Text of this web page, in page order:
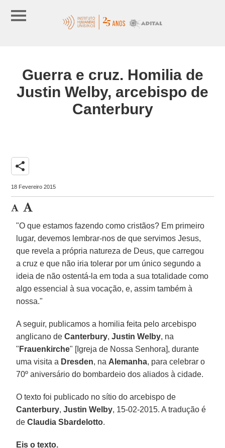
Guerra e cruz. Homilia de
Justin Welby, arcebispo de
Canterbury
share
18 Fevereiro 2015
"O que estamos fazendo como cristãos? Em primeiro
lugar, devemos lembrar-nos de que servimos Jesus,
que revela a própria natureza de Deus, que carregou
a cruz e que não iria tolerar por um único segundo a
ideia de não ostentá-la em toda a sua totalidade como
algo essencial à sua vocação, e, assim também à
nossa."
A seguir, publicamos a homilia feita pelo arcebispo
anglicano deCanterbury,Justin Welby, na
" Frauenkirche" [Igreja de Nossa Senhora], durante
uma visita a Dresden, na Alemanha, para celebrar o
70º aniversário do bombardeio dos aliados à cidade.
O texto foi publicado no sítio do arcebispo de
Canterbury,Justin Welby, 15-02-2015. A tradução é
deClaudia Sbardelotto.
Eis o texto.